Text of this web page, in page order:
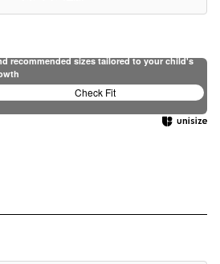
recommended sizes tailored to your child's
Check Fit